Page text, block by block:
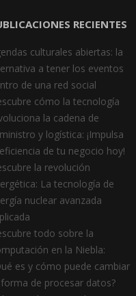
RECIENTES
culturales abiertas: la
a tener los eventos
de una red social
cómo la tecnología
la cadena de
y logística: ¡Impulsa
de tu negocio hoy!
la revolución
La tecnología de
nuclear avanzada
todo sobre la
en la Niebla:
es y cómo puede cambiar
de procesar datos?